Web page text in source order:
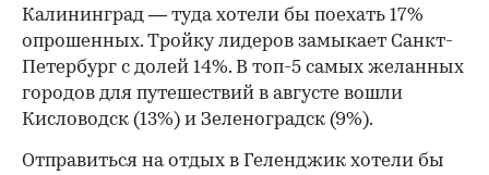
Калининград — туда хотели бы поехать 17%
опрошенных. Тройку лидеров замыкает Санкт-
Петербург с долей 14%. В топ-5 самых желанных
городов для путешествий в августе вошли
Кисловодск (13%) и Зеленоградск (9%).
Отправиться на отдых в Геленджик хотели бы